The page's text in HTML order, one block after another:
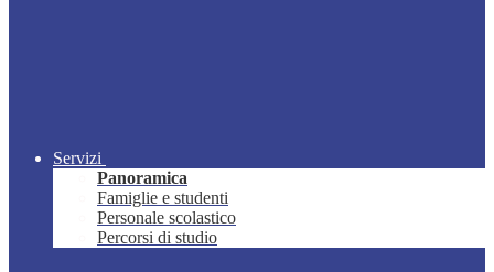
Servizi
Panoramica
Famiglie e studenti
Personale scolastico
Percorsi di studio